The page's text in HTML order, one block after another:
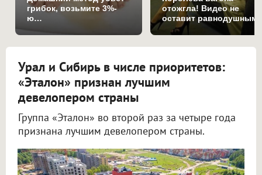
грибок, возьмите 3%-
ю…
отожгла! Видео не
оставит равнодушным
Урал и Сибирь в числе приоритетов:
«Эталон» признан лучшим
девелопером страны
Группа «Эталон» во второй раз за четыре года
признана лучшим девелопером страны.